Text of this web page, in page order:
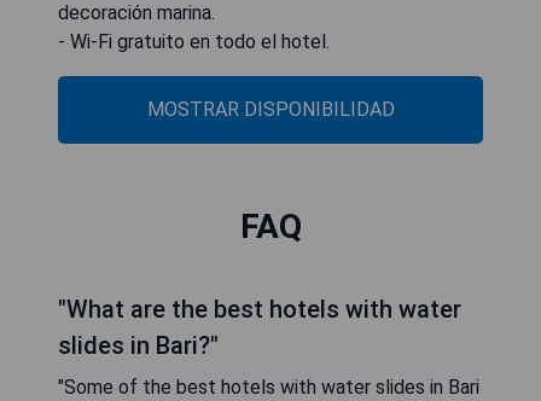
decoración marina.
- Wi-Fi gratuito en todo el hotel.
MOSTRAR DISPONIBILIDAD
FAQ
"What are the best hotels with water
slides in Bari?"
"Some of the best hotels with water slides in Bari